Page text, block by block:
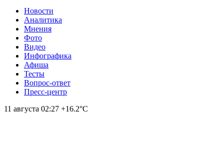
Новости
Аналитика
Мнения
Фото
Видео
Инфографика
Афиша
Тесты
Вопрос-ответ
Пресс-центр
11 августа 02:27 +16.2°С